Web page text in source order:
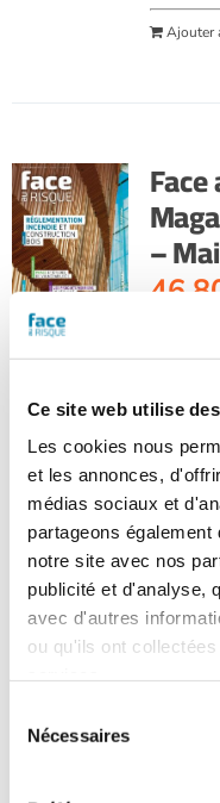
Ce site web utilise
Les cookies nous
et les annonces,
médias sociaux et
partageons
notre site avec nos
publicité et d'analyse,
avec d'autres
ou qu'ils ont
Nécessaires
Ajouter
–
: du
Mais
de la
NIS2